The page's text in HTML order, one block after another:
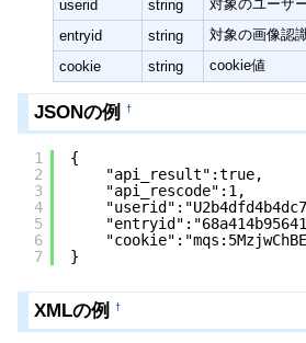
userid
string
対象のユーザ
entryid
string
対象の画像認
cookie
string cookie値
JSONの例 †
1
2
3
4
5
6
7
{
"api_result":true,
"api_rescode":1,
}
XMLの例 †